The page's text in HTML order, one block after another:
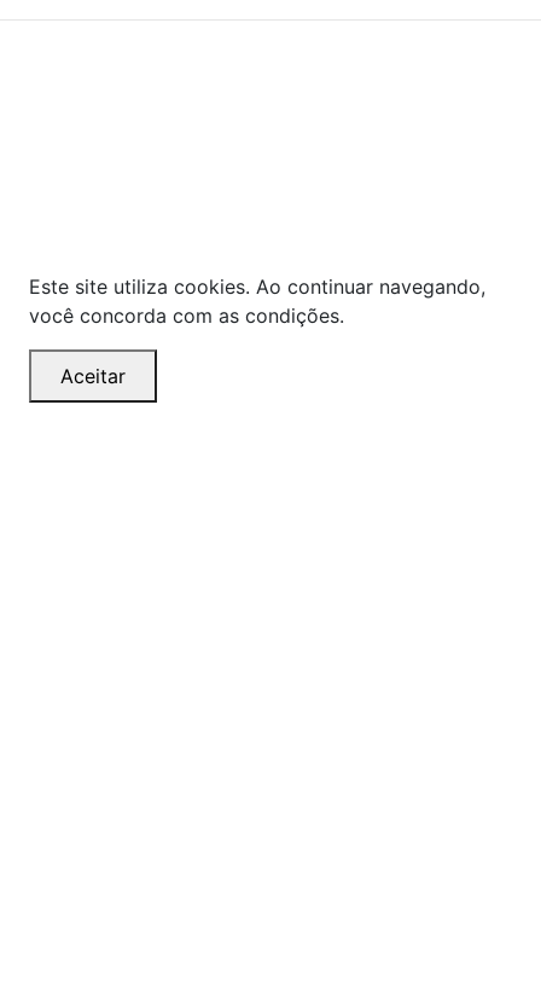
Este site utiliza cookies. Ao continuar navegando,
você concorda com as condições.
Aceitar